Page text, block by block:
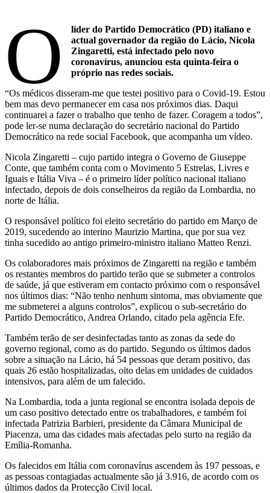
O
líder do Partido Democrático (PD) italiano e
actual governador da região do Lácio, Nicola
Zingaretti, está infectado pelo novo
coronavírus, anunciou esta quinta-feira o
próprio nas redes sociais.
“Os médicos disseram-me que testei positivo para o Covid-19. Estou
bem mas devo permanecer em casa nos próximos dias. Daqui
continuarei a fazer o trabalho que tenho de fazer. Coragem a todos”,
pode ler-se numa declaração do secretário nacional do Partido
Democrático na rede social Facebook, que acompanha um vídeo.
Nicola Zingaretti – cujo partido integra o Governo de Giuseppe
Conte, que também conta com o Movimento 5 Estrelas, Livres e
Iguais e Itália Viva – é o primeiro líder político nacional italiano
infectado, depois de dois conselheiros da região da Lombardia, no
norte de Itália.
O responsável político foi eleito secretário do partido em Março de
2019, sucedendo ao interino Maurizio Martina, que por sua vez
tinha sucedido ao antigo primeiro-ministro italiano Matteo Renzi.
Os colaboradores mais próximos de Zingaretti na região e também
os restantes membros do partido terão que se submeter a controlos
de saúde, já que estiveram em contacto próximo com o responsável
nos últimos dias: “Não tenho nenhum sintoma, mas obviamente que
me submeterei a alguns controlos”, explicou o sub-secretário do
Partido Democrático, Andrea Orlando, citado pela agência Efe.
Também terão de ser desinfectadas tanto as zonas da sede do
governo regional, como as do partido. Segundo os últimos dados
sobre a situação na Lácio, há 54 pessoas que deram positivo, das
quais 26 estão hospitalizadas, oito delas em unidades de cuidados
intensivos, para além de um falecido.
Na Lombardia, toda a junta regional se encontra isolada depois de
um caso positivo detectado entre os trabalhadores, e também foi
infectada Patrizia Barbieri, presidente da Câmara Municipal de
Piacenza, uma das cidades mais afectadas pelo surto na região da
Emília-Romanha.
Os falecidos em Itália com coronavírus ascendem às 197 pessoas, e
as pessoas contagiadas actualmente são já 3.916, de acordo com os
últimos dados da Protecção Civil local.